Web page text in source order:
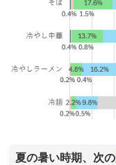
夏の暑い時期、次の